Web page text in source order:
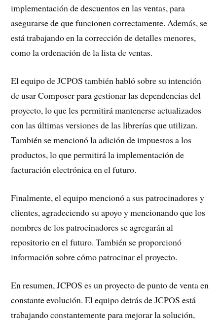
implementación de descuentos en las ventas, para
asegurarse de que funcionen correctamente. Además, se
está trabajando en la corrección de detalles menores,
como la ordenación de la lista de ventas.
El equipo de JCPOS también habló sobre su intención
de usar Composer para gestionar las dependencias del
proyecto, lo que les permitirá mantenerse actualizados
con las últimas versiones de las librerías que utilizan.
También se mencionó la adición de impuestos a los
productos, lo que permitirá la implementación de
facturación electrónica en el futuro.
Finalmente, el equipo mencionó a sus patrocinadores y
clientes, agradeciendo su apoyo y mencionando que los
nombres de los patrocinadores se agregarán al
repositorio en el futuro. También se proporcionó
información sobre cómo patrocinar el proyecto.
En resumen, JCPOS es un proyecto de punto de venta en
constante evolución. El equipo detrás de JCPOS está
trabajando constantemente para mejorar la solución,